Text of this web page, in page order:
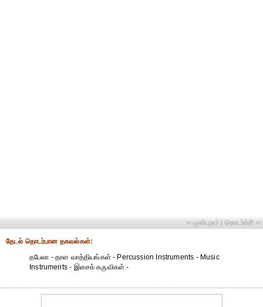
‹‹ முன்புறம் | தொடர்ச்சி ››
தேட‌ல் தொட‌ர்பான தகவ‌ல்க‌ள்:
தபேலா - தாள வாத்தியங்கள் - Percussion Instruments - Music
Instruments - இசைக் கருவிகள் -